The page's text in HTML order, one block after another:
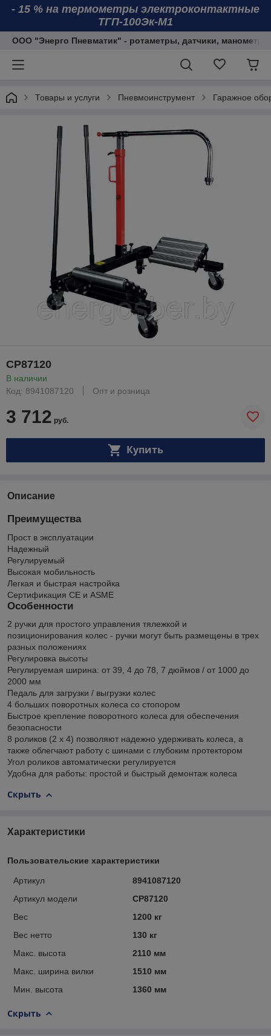
- 15 % на термометры электроконтактные
ТГП-100Эк-М1
ООО "Энерго Пневматик" - ротаметры, датчики,
Товары и услуги Пневмоинструмент Гаражное
CP87120
В наличии
Код: 8941087120
Опт и розница
3 712 руб.
Купить
Описание
Преимущества
Прост в эксплуатации
Надежный
Регулируемый
Высокая мобильность
Легкая и быстрая настройка
Сертификация CE и ASME
Особенности
2 ручки для простого управления тялежкой и
позиционирования колес - ручки могут быть размещены в трех
разных положениях
Регулировка высоты
Регулируемая ширина: от 39, 4 до 78, 7 дюймов / от 1000 до
2000 мм
Педаль для загрузки / выгрузки колес
4 больших поворотных колеса со стопором
Быстрое крепление поворотного колеса для обеспечения
безопасности
8 роликов (2 х 4) позволяют надежно удерживать колеса, а
также облегчают работу с шинами с глубоким протектором
Угол роликов автоматически регулируется
Удобна для работы: простой и быстрый демонтаж колеса
Скрыть
Характеристики
Пользовательские характеристики
Артикул
8941087120
Артикул модели
CP87120
Вес
1200 кг
Вес нетто
130 кг
Макс. высота
2110 мм
Макс. ширина вилки
1510 мм
Мин. высота
1360 мм
Скрыть